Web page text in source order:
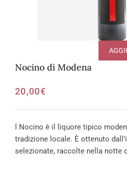
Nocino di Modena
20,00€
l Nocino è il liquore tipico
tradizione locale. È ottenuto
selezionate, raccolte nella notte